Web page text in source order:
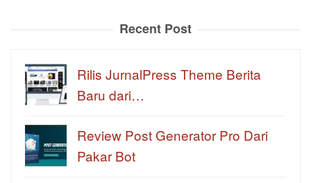
Recent Post
Rilis JurnalPress Theme Berita
Baru dari…
Review Post Generator Pro Dari
Pakar Bot